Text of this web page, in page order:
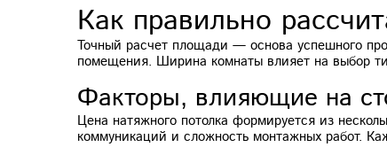
Как правильно
Точный расчет площади — основа успешного
помещения. Ширина комнаты влияет на выбор
Факторы, влияющие на
Цена натяжного потолка формируется из
коммуникаций и сложность монтажных работ.